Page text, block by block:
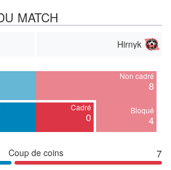
MATCH
Hirnyk
Cadré
0
Non cadré
8
Bloqué
4
Coup de coins 7